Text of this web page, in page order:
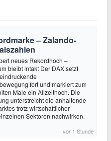
– Zalando-
neues Rekordhoch –
bleibt intakt Der DAX setzt
fort und markiert zum
Male ein Allzeithoch. Die
unterstreicht die anhaltende
trotz wirtschaftlicher
Sektoren nachwirken.
vor 1 Stunde